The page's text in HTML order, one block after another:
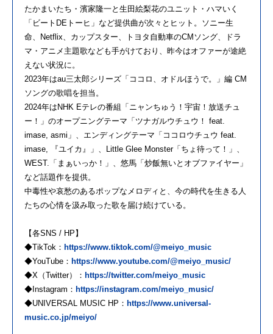
たかまいたち・濱家隆一と生田絵梨花のユニット・ハマいく
「ビートDEトーヒ」など提供曲が次々とヒット。ソニー生
命、Netflix、カップスター、トヨタ自動車のCMソング、ドラ
マ・アニメ主題歌なども手がけており、昨今はオファーが途絶
えない状況に。
2023年はau三太郎シリーズ「ココロ、オドルほうで。」編 CM
ソングの歌唱を担当。
2024年はNHK Eテレの番組「ニャンちゅう！宇宙！放送チュ
ー！」のオープニングテーマ「ツナガルウチュウ！ feat.
imase, asmi」、エンディングテーマ「ココロウチュウ feat.
imase, 『ユイカ』」、Little Glee Monster「ちょ待って！」、
WEST.「まぁいっか！」、悠馬「炒飯無いとオブファイヤー」
など話題作を提供。
中毒性や哀愁のあるポップなメロディと、今の時代を生きる人
たちの心情を汲み取った歌を届け続けている。
【各SNS / HP】
◆TikTok： https://www.tiktok.com/@meiyo_music
◆YouTube： https://www.youtube.com/@meiyo_music/
◆X（Twitter）： https://twitter.com/meiyo_music
◆Instagram： https://instagram.com/meiyo_music/
◆UNIVERSAL MUSIC HP： https://www.universal-
music.co.jp/meiyo/